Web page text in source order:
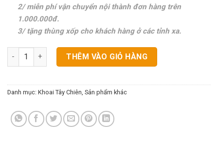
2/ miễn phí vận chuyển nội thành đơn hàng trên
1.000.000đ.
3/ tặng thùng xốp cho khách hàng ở các tỉnh xa.
Bột Rắc Phô Mai Loại 1 Hàn Quốc số lượng
THÊM VÀO GIỎ HÀNG
Danh mục: Khoai Tây Chiên Sản phẩm khác